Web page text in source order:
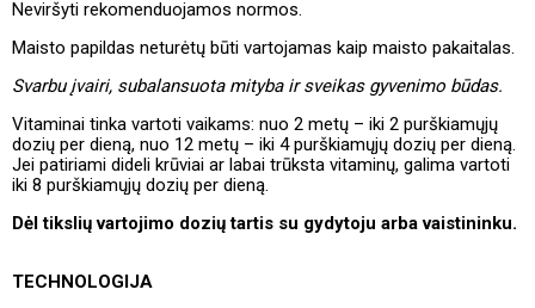
Neviršyti rekomenduojamos normos.
Maisto papildas neturėtų būti vartojamas kaip maisto pakaitalas.
Svarbu įvairi, subalansuota mityba ir sveikas gyvenimo būdas.
Vitaminai tinka vartoti vaikams: nuo 2 metų – iki 2 purškiamųjų
dozių per dieną, nuo 12 metų – iki 4 purškiamųjų dozių per dieną.
Jei patiriami dideli krūviai ar labai trūksta vitaminų, galima vartoti
iki 8 purškiamųjų dozių per dieną.
Dėl tikslių vartojimo dozių tartis su gydytoju arba vaistininku.
TECHNOLOGIJA